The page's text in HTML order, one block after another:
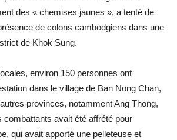
des « chemises jaunes », a tenté de
de colons cambodgiens dans une
de Khok Sung.
environ 150 personnes ont
dans le village de Ban Nong Chan,
provinces, notamment Ang Thong,
combattants avait été affrété pour
qui avait apporté une pelleteuse et